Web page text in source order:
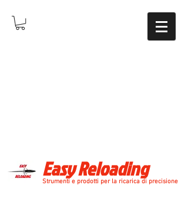
Easy Reloading
Strumenti e prodotti per la ricarica di precisione